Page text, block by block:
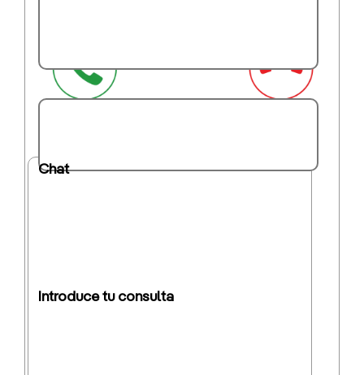
Chat
Introduce tu consulta